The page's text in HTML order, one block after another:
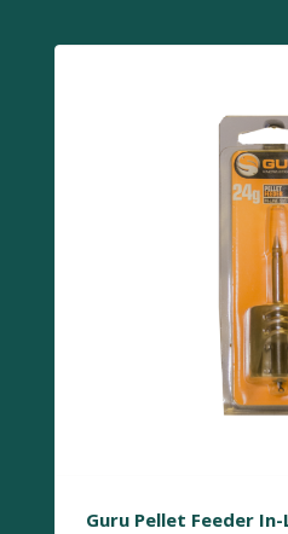
Guru Pellet Feeder